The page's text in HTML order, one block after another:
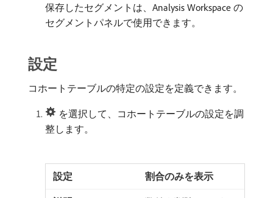
保存したセグメントは、Analysis Workspace の
セグメントパネルで使用できます。
設定
コホートテーブルの特定の設定を定義できます。
を選択して、コホートテーブルの設定を調
整します。
割合のみを表示